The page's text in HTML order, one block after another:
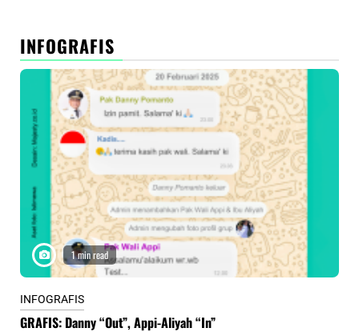
INFOGRAFIS
1 min read
INFOGRAFIS
GRAFIS: Danny “Out”, Appi-Aliyah “In”